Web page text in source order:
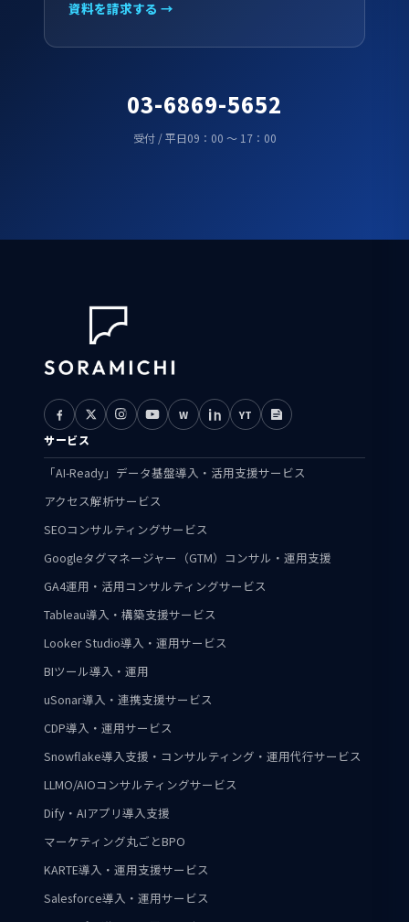
資料を請求する →
03-6869-5652
受付 / 平日09：00 ～ 17：00
W YT
サービス
「AI-Ready」データ基盤導入・活用支援サービス
アクセス解析サービス
SEOコンサルティングサービス
Googleタグマネージャー（GTM）コンサル・運用支援
GA4運用・活用コンサルティングサービス
Tableau導入・構築支援サービス
Looker Studio導入・運用サービス
BIツール導入・運用
uSonar導入・連携支援サービス
CDP導入・運用サービス
Snowflake導入支援・コンサルティング・運用代行サービス
LLMO/AIOコンサルティングサービス
Dify・AIアプリ導入支援
マーケティング丸ごとBPO
KARTE導入・運用支援サービス
Salesforce導入・運用サービス